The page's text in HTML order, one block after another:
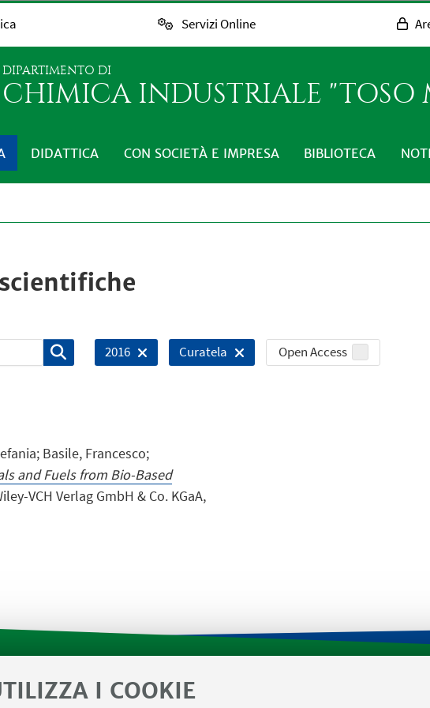
I COOKIE
Servizi Online
DIPARTIMENTO DI
CHIMICA INDUSTRIALE "TOSO
DIDATTICA CON SOCIETÀ E IMPRESA BIBLIOTECA
2016 Curatela Open Access
Basile, Francesco;
and Fuels from Bio-Based
VCH Verlag GmbH & Co. KGaA,
e Modulistica di Dipartimento